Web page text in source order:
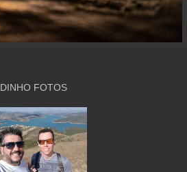
DINHO FOTOS